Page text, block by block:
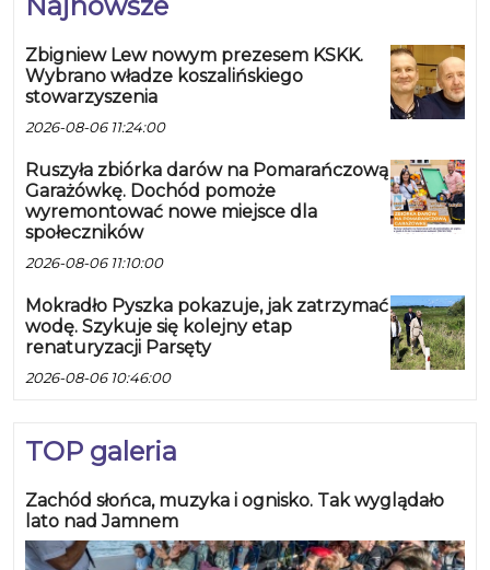
Najnowsze
Zbigniew Lew nowym prezesem KSKK.
Wybrano władze koszalińskiego
stowarzyszenia
2026-08-06 11:24:00
Ruszyła zbiórka darów na Pomarańczową
Garażówkę. Dochód pomoże
wyremontować nowe miejsce dla
społeczników
2026-08-06 11:10:00
Mokradło Pyszka pokazuje, jak zatrzymać
wodę. Szykuje się kolejny etap
renaturyzacji Parsęty
2026-08-06 10:46:00
TOP galeria
Zachód słońca, muzyka i ognisko. Tak wyglądało
lato nad Jamnem